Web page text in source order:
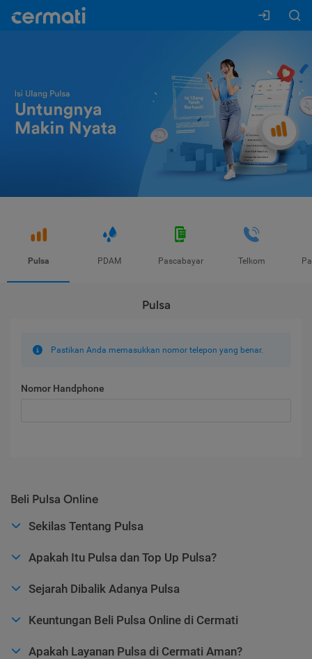
Pulsa PDAM Pascabayar Telkom
Pulsa
Pastikan Anda memasukkan nomor telepon yang benar.
Nomor Handphone
Beli Pulsa Online
Sekilas Tentang Pulsa
Apakah Itu Pulsa dan Top Up Pulsa?
Sejarah Dibalik Adanya Pulsa
Keuntungan Beli Pulsa Online di Cermati
Apakah Layanan Pulsa di Cermati Aman?